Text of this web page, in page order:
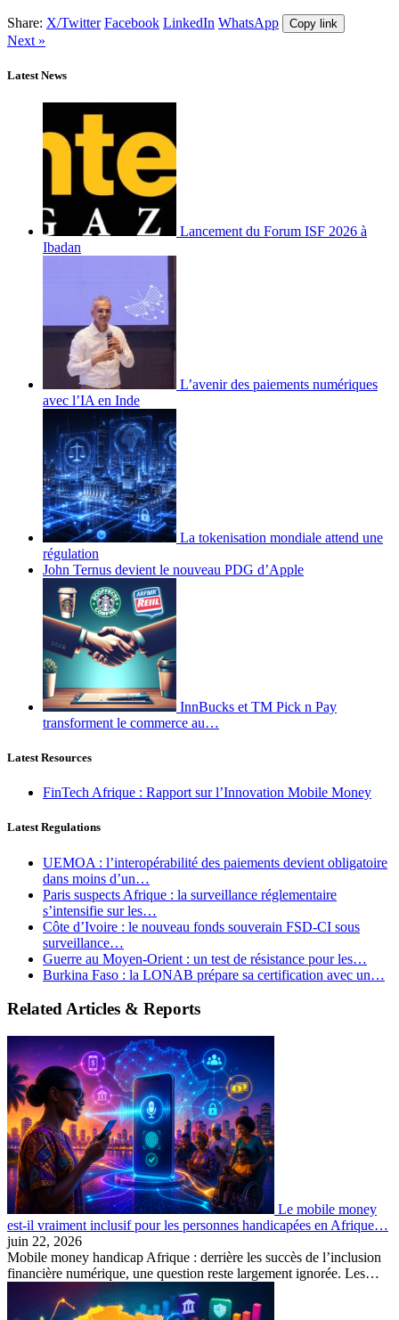
Share: X/Twitter Facebook LinkedIn WhatsApp Copy link
Next »
Latest News
Lancement du Forum ISF 2026 à
Ibadan
L’avenir des paiements numériques
avec l’IA en Inde
La tokenisation mondiale attend une
régulation
John Ternus devient le nouveau PDG d’Apple
InnBucks et TM Pick n Pay
transforment le commerce au…
Latest Resources
FinTech Afrique : Rapport sur l’Innovation Mobile Money
Latest Regulations
UEMOA : l’interopérabilité des paiements devient obligatoire
dans moins d’un…
Paris suspects Afrique : la surveillance réglementaire
s’intensifie sur les…
Côte d’Ivoire : le nouveau fonds souverain FSD-CI sous
surveillance…
Guerre au Moyen-Orient : un test de résistance pour les…
Burkina Faso : la LONAB prépare sa certification avec un…
Related Articles & Reports
Le mobile money
est-il vraiment inclusif pour les personnes handicapées en Afrique…
juin 22, 2026
Mobile money handicap Afrique : derrière les succès de l’inclusion
financière numérique, une question reste largement ignorée. Les…